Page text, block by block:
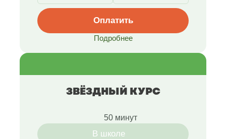
Оплатить
Подробнее
ЗВЁЗДНЫЙ КУРС
50 минут
В школе